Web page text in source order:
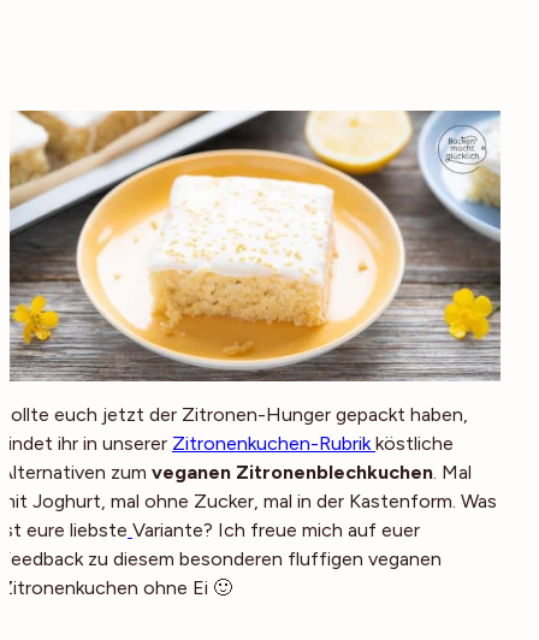
Sollte euch jetzt der Zitronen-Hunger gepackt haben,
findet ihr in unserer Zitronenkuchen-Rubrik köstliche
Alternativen zum veganen Zitronenblechkuchen . Mal
mit Joghurt, mal ohne Zucker, mal in der Kastenform. Was
ist eure liebste Variante? Ich freue mich auf euer
Feedback zu diesem besonderen fluffigen veganen
Zitronenkuchen ohne Ei 🙂